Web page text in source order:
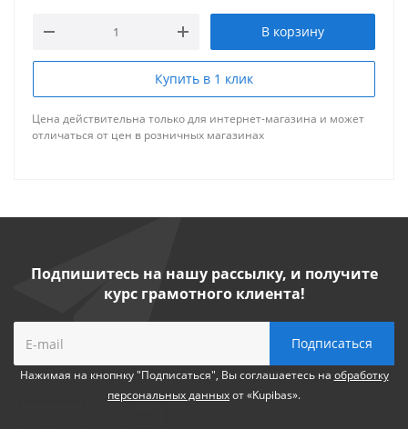
В корзину
Купить в 1 клик
Цена действительна только для интернет-магазина и может
отличаться от цен в розничных магазинах
Подпишитесь на нашу рассылку, и получите
курс грамотного клиента!
Нажимая на кнопнку "Подписаться", Вы соглашаетесь на обработку
персональных данныхот «Kupibas».